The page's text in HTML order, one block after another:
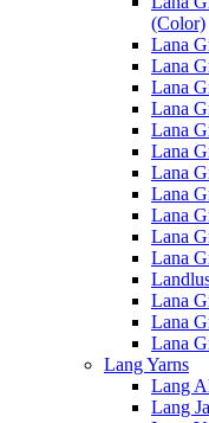
(Color)
Lana
Lana
Lana
Lana
Lana
Lana
Lana
Lana
Lana
Lana
Lana
Lana
Lana
Lana
Lang Yarns
Lang
Lang